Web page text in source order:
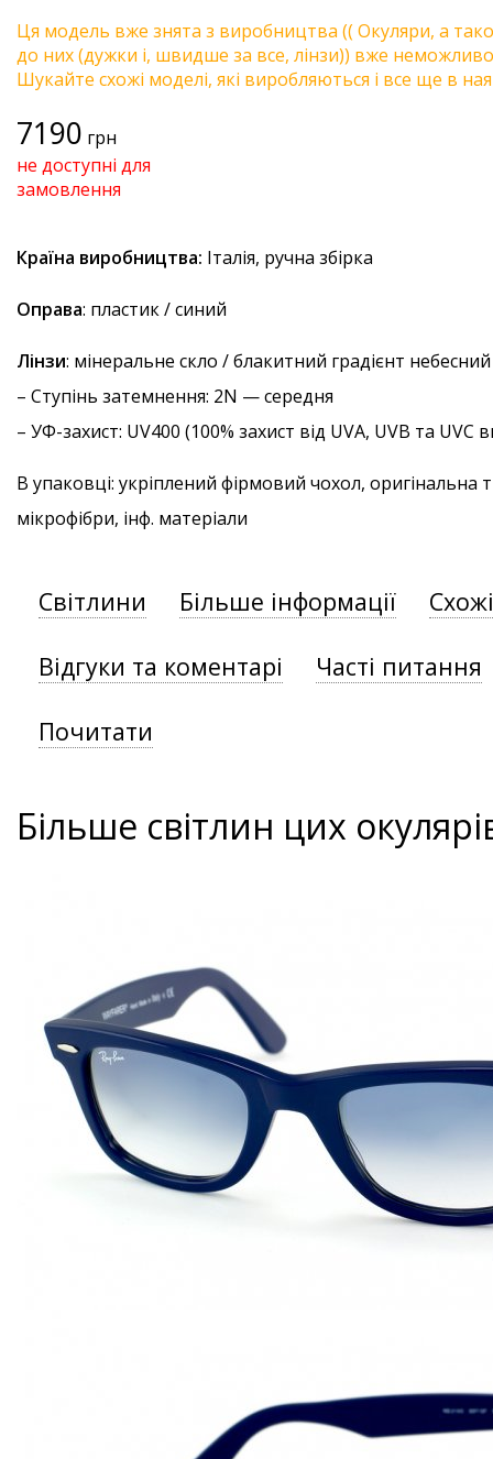
Ця модель вже знята з виробництва (( Окуляри, а
до них (дужки і, швидше за все, лінзи)) вже неможливо
Шукайте схожі моделі, які виробляються і все ще в
7190 грн
не доступні для
замовлення
Країна виробництва: Італія, ручна збірка
Оправа: пластик / синий
Лінзи: мінеральне скло / блакитний градієнт небесний
– Ступінь затемнення: 2N — середня
– УФ-захист: UV400 (100% захист від UVA, UVB та
В упаковці: укріплений фірмовий чохол, оригінальна
мікрофібри, інф. матеріали
Світлини Більше інформації
Відгуки та коментарі Часті питання
Почитати
Більше світлин цих